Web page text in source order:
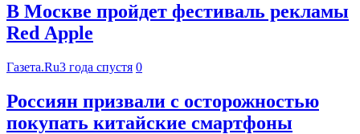
В Москве пройдет фестиваль рекламы
Red Apple
Газета.Ru3 года спустя 0
Россиян призвали с осторожностью
покупать китайские смартфоны